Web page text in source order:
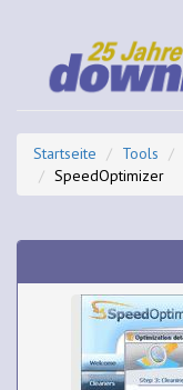
Startseite Tools
SpeedOptimizer